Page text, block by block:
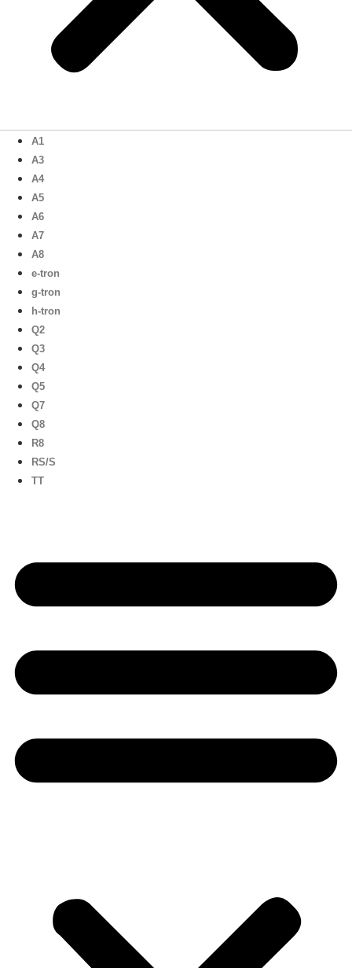
A1
A3
A4
A5
A6
A7
A8
e-tron
g-tron
h-tron
Q2
Q3
Q4
Q5
Q7
Q8
R8
RS/S
TT